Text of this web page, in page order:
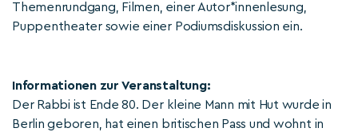
Themenrundgang, Filmen, einer Autor*innenlesung,
Puppentheater sowie einer Podiumsdiskussion ein.
Informationen zur Veranstaltung:
Der Rabbi ist Ende 80. Der kleine Mann mit Hut wurde in
Berlin geboren, hat einen britischen Pass und wohnt in